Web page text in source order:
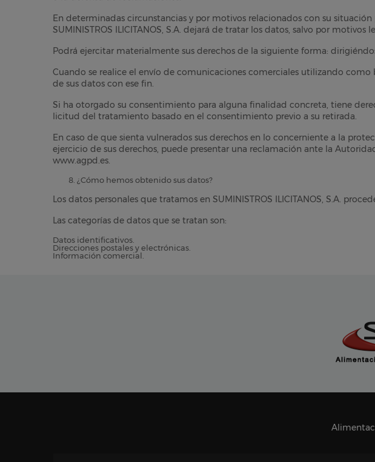
En determinadas circunstancias y por motivos relacionados con su
SUMINISTROS ILICITANOS, S.A. dejará de tratar los datos, salvo por
Podrá ejercitar materialmente sus derechos de la siguiente forma:
Cuando se realice el envío de comunicaciones comerciales utilizando
de sus datos con ese fin.
Si ha otorgado su consentimiento para alguna finalidad concreta, tiene
licitud del tratamiento basado en el consentimiento previo a su retirada.
En caso de que sienta vulnerados sus derechos en lo concerniente a la
ejercicio de sus derechos, puede presentar una reclamación ante la
www.agpd.es.
¿Cómo hemos obtenido sus datos?
Los datos personales que tratamos en SUMINISTROS ILICITANOS, S.A.
Las categorías de datos que se tratan son:
Datos identificativos.
Direcciones postales y electrónicas.
Información comercial.